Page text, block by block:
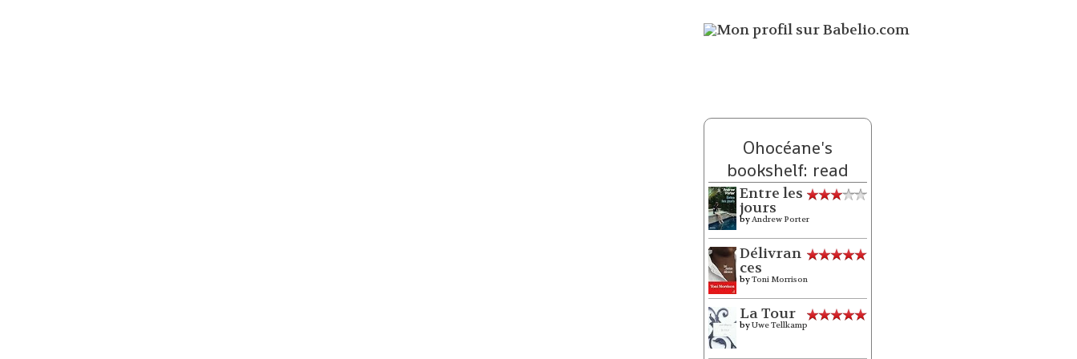
Ohocéane's
bookshelf: read
Entre les
jours
byAndrew Porter
Délivran
ces
byToni Morrison
La Tour
byUwe Tellkamp